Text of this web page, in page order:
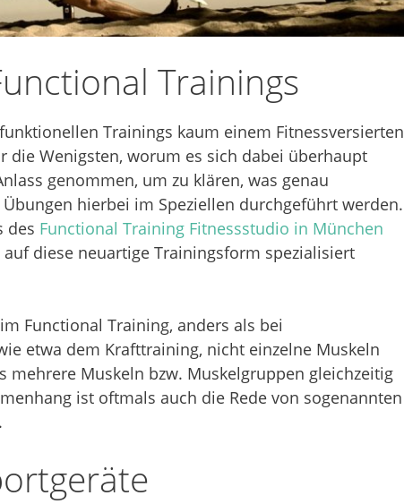
Trainings
Trainings kaum einem Fitnessversierten
die Wenigsten, worum es sich dabei überhaupt
genommen, um zu klären, was genau
hierbei im Speziellen durchgeführt werden.
des Functional Training Fitnessstudio in München
diese neuartige Trainingsform spezialisiert
Functional Training, anders als bei
etwa dem Krafttraining, nicht einzelne Muskeln
mehrere Muskeln bzw. Muskelgruppen gleichzeitig
ist oftmals auch die Rede von sogenannten